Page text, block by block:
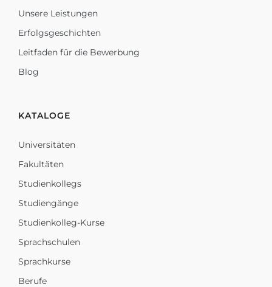
Unsere Leistungen
Erfolgsgeschichten
Leitfaden für die Bewerbung
Blog
KATALOGE
Universitäten
Fakultäten
Studienkollegs
Studiengänge
Studienkolleg-Kurse
Sprachschulen
Sprachkurse
Berufe